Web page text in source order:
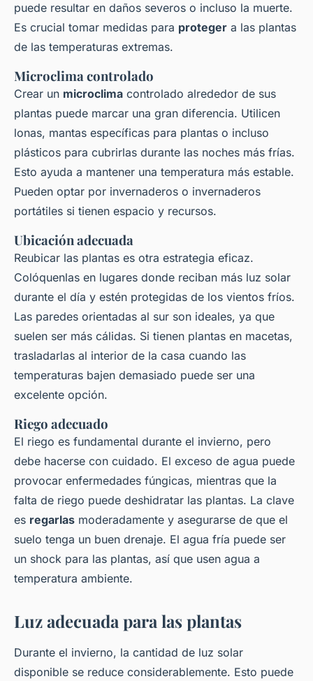
puede resultar en daños severos o incluso la muerte.
Es crucial tomar medidas para proteger a las plantas
de las temperaturas extremas.
Microclima controlado
Crear un microclima controlado alrededor de sus
plantas puede marcar una gran diferencia. Utilicen
lonas, mantas específicas para plantas o incluso
plásticos para cubrirlas durante las noches más frías.
Esto ayuda a mantener una temperatura más estable.
Pueden optar por invernaderos o invernaderos
portátiles si tienen espacio y recursos.
Ubicación adecuada
Reubicar las plantas es otra estrategia eficaz.
Colóquenlas en lugares donde reciban más luz solar
durante el día y estén protegidas de los vientos fríos.
Las paredes orientadas al sur son ideales, ya que
suelen ser más cálidas. Si tienen plantas en macetas,
trasladarlas al interior de la casa cuando las
temperaturas bajen demasiado puede ser una
excelente opción.
Riego adecuado
El riego es fundamental durante el invierno, pero
debe hacerse con cuidado. El exceso de agua puede
provocar enfermedades fúngicas, mientras que la
falta de riego puede deshidratar las plantas. La clave
es regarlas moderadamente y asegurarse de que el
suelo tenga un buen drenaje. El agua fría puede ser
un shock para las plantas, así que usen agua a
temperatura ambiente.
Luz adecuada para las plantas
Durante el invierno, la cantidad de luz solar
disponible se reduce considerablemente. Esto puede